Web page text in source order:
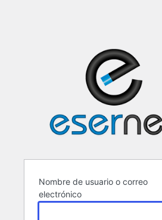
Nombre de usuario o correo
electrónico